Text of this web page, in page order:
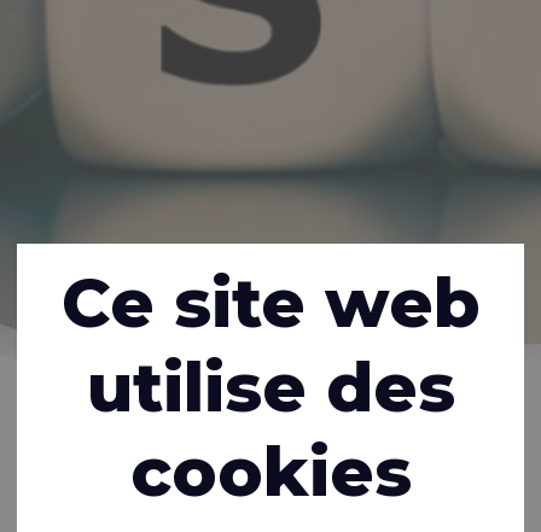
Inspiration Nouveautés
Ce site web
utilise des
cookies